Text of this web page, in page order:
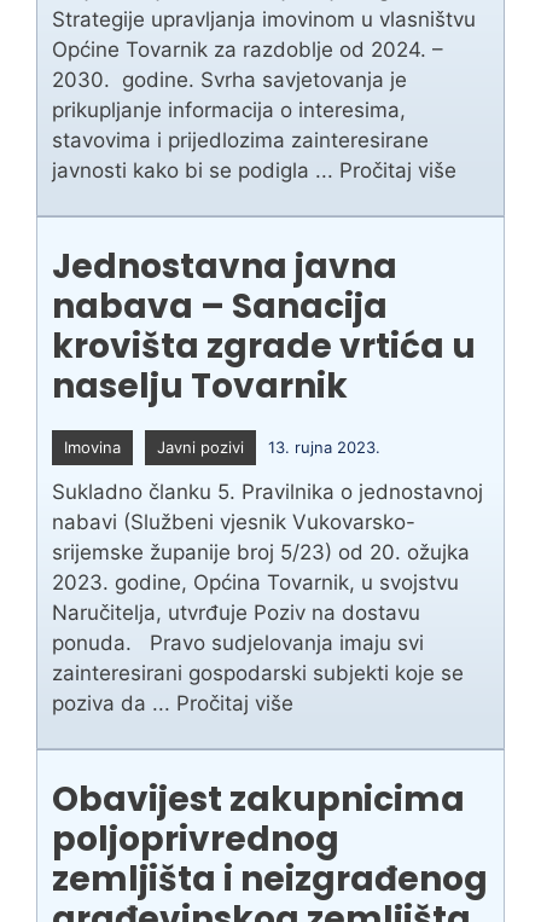
Strategije upravljanja imovinom u vlasništvu
Općine Tovarnik za razdoblje od 2024. –
2030. godine. Svrha savjetovanja je
prikupljanje informacija o interesima,
stavovima i prijedlozima zainteresirane
javnosti kako bi se podigla ... Pročitaj više
Jednostavna javna
nabava – Sanacija
krovišta zgrade vrtića u
naselju Tovarnik
Imovina Javni pozivi 13. rujna 2023.
Sukladno članku 5. Pravilnika o jednostavnoj
nabavi (Službeni vjesnik Vukovarsko-
srijemske županije broj 5/23) od 20. ožujka
2023. godine, Općina Tovarnik, u svojstvu
Naručitelja, utvrđuje Poziv na dostavu
ponuda. Pravo sudjelovanja imaju svi
zainteresirani gospodarski subjekti koje se
poziva da ... Pročitaj više
Obavijest zakupnicima
poljoprivrednog
zemljišta i neizgrađenog